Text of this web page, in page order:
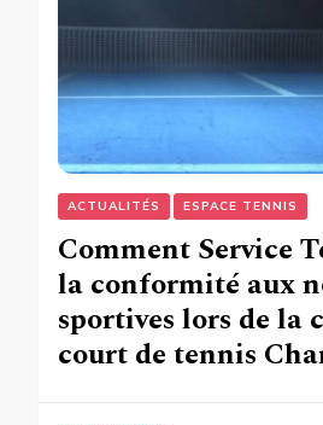
ACTUALITÉS ESPACE TENNIS
Comment Service
la conformité aux
sportives lors de la
court de tennis